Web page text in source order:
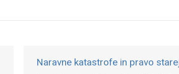
Naravne katastrofe in pravo